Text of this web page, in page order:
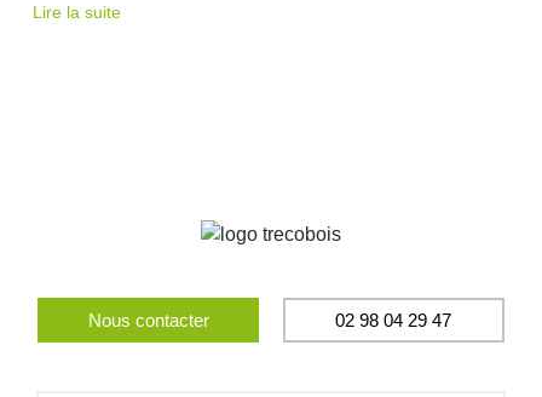
Lire la suite
Nous contacter 02 98 04 29 47